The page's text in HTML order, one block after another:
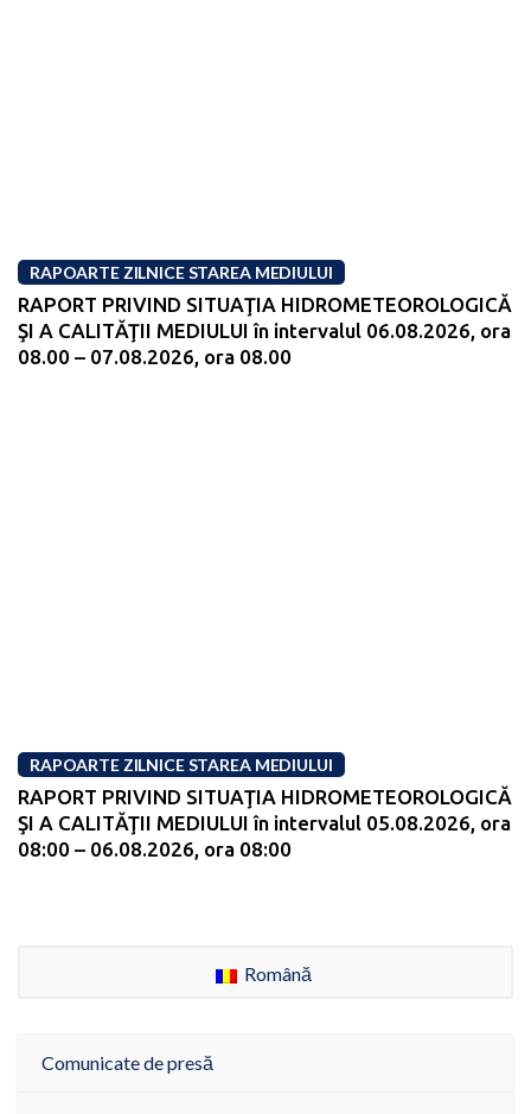
RAPOARTE ZILNICE STAREA MEDIULUI
RAPORT PRIVIND SITUAŢIA HIDROMETEOROLOGICĂ
ŞI A CALITĂŢII MEDIULUI în intervalul 06.08.2026, ora
08.00 – 07.08.2026, ora 08.00
RAPOARTE ZILNICE STAREA MEDIULUI
RAPORT PRIVIND SITUAŢIA HIDROMETEOROLOGICĂ
ŞI A CALITĂŢII MEDIULUI în intervalul 05.08.2026, ora
08:00 – 06.08.2026, ora 08:00
Română
Comunicate de presă